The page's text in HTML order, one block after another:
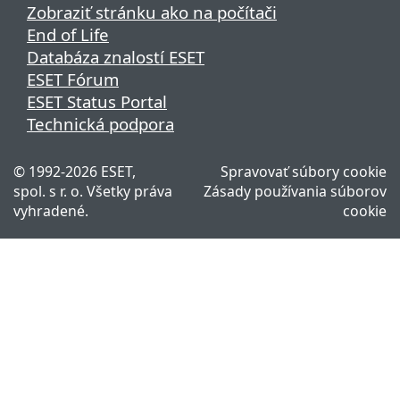
Zobraziť stránku ako na počítači
End of Life
Databáza znalostí ESET
ESET Fórum
ESET Status Portal
Technická podpora
© 1992-2026 ESET,
spol. s r. o. Všetky práva
vyhradené.
Spravovať súbory cookie
Zásady používania súborov
cookie